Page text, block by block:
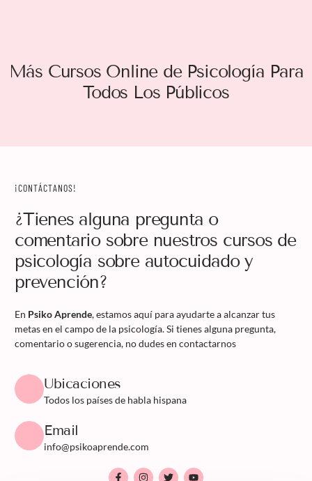
Más Cursos Online de Psicología Para
Todos Los Públicos
¡CONTÁCTANOS!
¿Tienes alguna pregunta o
comentario sobre nuestros cursos de
psicología sobre autocuidado y
prevención?
En Psiko Aprende, estamos aquí para ayudarte a alcanzar tus
metas en el campo de la psicología. Si tienes alguna pregunta,
comentario o sugerencia, no dudes en contactarnos
Ubicaciones
Todos los países de habla hispana
Email
info@psikoaprende.com